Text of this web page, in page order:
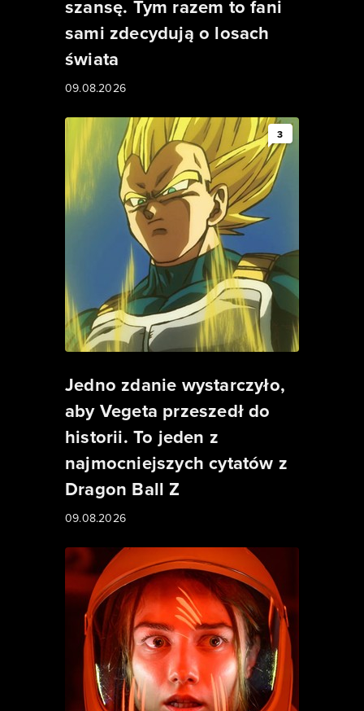
szansę. Tym razem to fani
sami zdecydują o losach
świata
09.08.2026
3
Jedno zdanie wystarczyło,
aby Vegeta przeszedł do
historii. To jeden z
najmocniejszych cytatów z
Dragon Ball Z
09.08.2026